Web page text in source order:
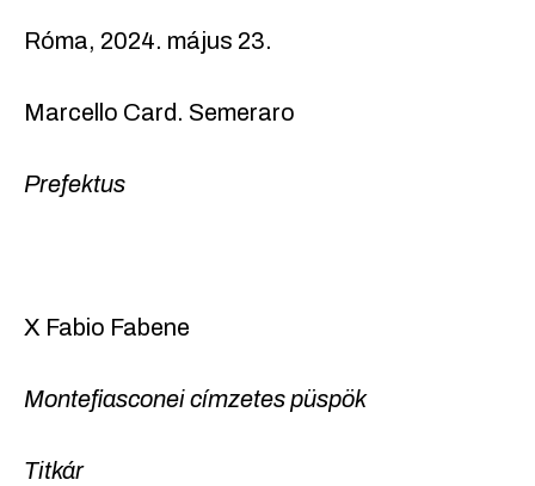
Róma, 2024. május 23.
Marcello Card. Semeraro
Prefektus
X Fabio Fabene
Montefiasconei címzetes püspök
Titkár